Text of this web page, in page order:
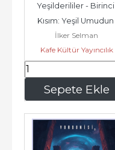
Sepete Ekle
Yeşilderililer - Birinci
Kısım: Yeşil Umudun
Gölgesinde -
İlker Selman
Kafe Kültür Yayıncılık
750,00